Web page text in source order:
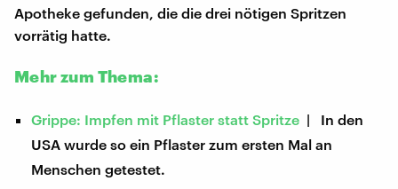
Apotheke gefunden, die die drei nötigen Spritzen
vorrätig hatte.
Mehr zum Thema:
Grippe: Impfen mit Pflaster statt Spritze | In den
USA wurde so ein Pflaster zum ersten Mal an
Menschen getestet.